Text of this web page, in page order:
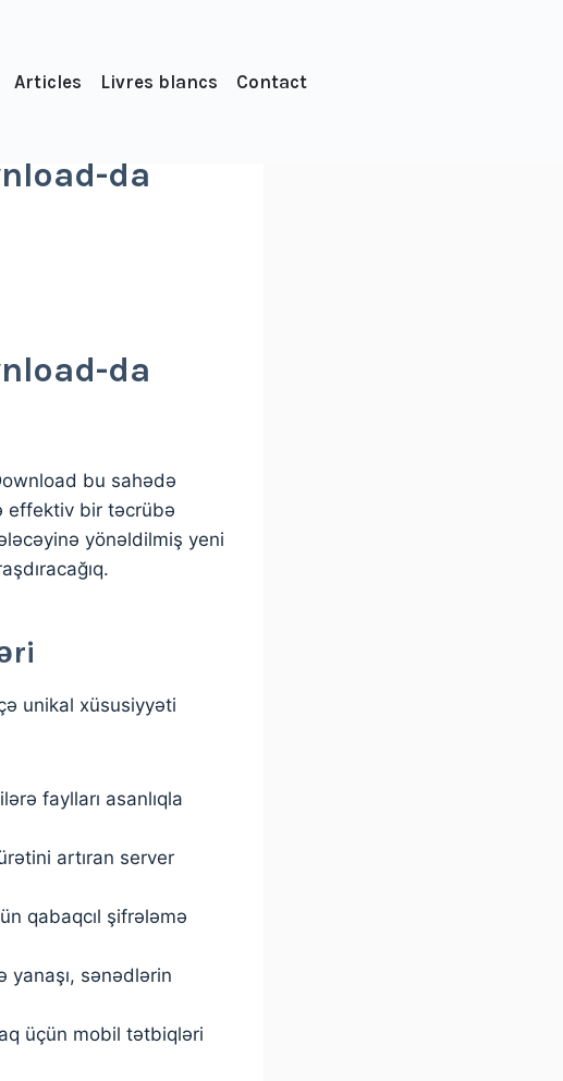
Articles Livres blancs Contact
da
da
bu sahədə
effektiv bir təcrübə
yönəldilmiş yeni
unikal xüsusiyyəti
faylları asanlıqla
artıran server
qabaqcıl şifrələmə
yanaşı, sənədlərin
üçün mobil tətbiqləri